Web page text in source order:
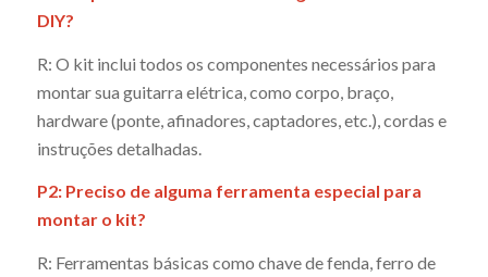
DIY?
R: O kit inclui todos os componentes necessários para
montar sua guitarra elétrica, como corpo, braço,
hardware (ponte, afinadores, captadores, etc.), cordas e
instruções detalhadas.
P2: Preciso de alguma ferramenta especial para
montar o kit?
R: Ferramentas básicas como chave de fenda, ferro de